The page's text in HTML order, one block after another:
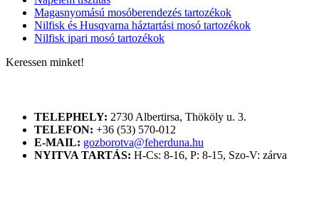
Magasnyomású mosóberendezés tartozékok
Nilfisk és Husqvarna háztartási mosó tartozékok
Nilfisk ipari mosó tartozékok
Keressen minket!
TELEPHELY: 2730 Albertirsa, Thököly u. 3.
TELEFON: +36 (53) 570-012
E-MAIL: gozborotva@feherduna.hu
NYITVA TARTÁS: H-Cs: 8-16, P: 8-15, Szo-V: zárva